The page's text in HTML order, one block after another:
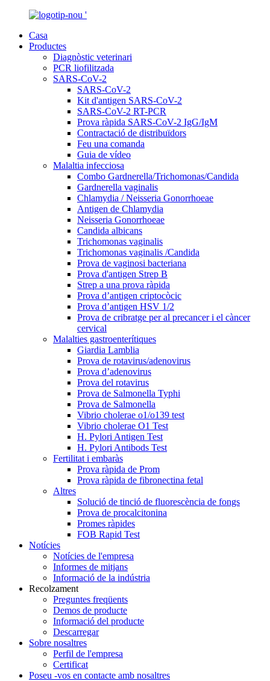
Casa
Productes
Diagnòstic veterinari
PCR liofilitzada
SARS-CoV-2
SARS-CoV-2
Kit d'antigen SARS-CoV-2
SARS-CoV-2 RT-PCR
Prova ràpida SARS-CoV-2 IgG/IgM
Contractació de distribuïdors
Feu una comanda
Guia de vídeo
Malaltia infecciosa
Combo Gardnerella/Trichomonas/Candida
Gardnerella vaginalis
Chlamydia / Neisseria Gonorrhoeae
Antigen de Chlamydia
Neisseria Gonorrhoeae
Candida albicans
Trichomonas vaginalis
Trichomonas vaginalis /Candida
Prova de vaginosi bacteriana
Prova d'antigen Strep B
Strep a una prova ràpida
Prova d’antigen criptocòcic
Prova d’antigen HSV 1/2
Prova de cribratge per al precancer i el càncer
cervical
Malalties gastroenterítiques
Giardia Lamblia
Prova de rotavirus/adenovirus
Prova d’adenovirus
Prova del rotavirus
Prova de Salmonella Typhi
Prova de Salmonella
Vibrio cholerae o1/o139 test
Vibrio cholerae O1 Test
H. Pylori Antigen Test
H. Pylori Antibods Test
Fertilitat i embaràs
Prova ràpida de Prom
Prova ràpida de fibronectina fetal
Altres
Solució de tinció de fluorescència de fongs
Prova de procalcitonina
Promes ràpides
FOB Rapid Test
Notícies
Notícies de l'empresa
Informes de mitjans
Informació de la indústria
Recolzament
Preguntes freqüents
Demos de producte
Informació del producte
Descarregar
Sobre nosaltres
Perfil de l'empresa
Certificat
Poseu -vos en contacte amb nosaltres